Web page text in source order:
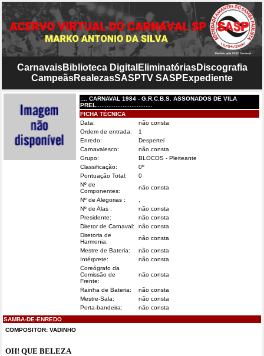
CarnavaisBiblioteca Digital EliminatóriasDiscografia
CampeãsRealezasSASPTV SASP Expediente
::.. CARNAVAL 1984 - G.R.C.B.S. ASSONADOS DE VILA
PREL................................
FICHA TÉCNICA
Data:
não consta
Ordem de entrada:
1
Enredo:
Despertei
Carnavalesco:
não consta
Grupo:
BLOCOS - Pleiteante
Classificação:
0º
Pontuação Total:
0
Nº de
Componentes:
não consta
Nº de Alegorias :
Nº de Alas :
não consta
Presidente:
não consta
Diretor de Carnaval:
não consta
Diretoria de
Harmonia:
não consta
Mestre de Bateria:
não consta
Intérprete:
não consta
Coreógrafo da
Comissão de
Frente:
não consta
Rainha de Bateria:
não consta
Mestre-Sala:
não consta
Porta-bandeira:
não consta
SAMBA-DE-ENREDO
COMPOSITOR: VADINHO
OH! QUE BELEZA